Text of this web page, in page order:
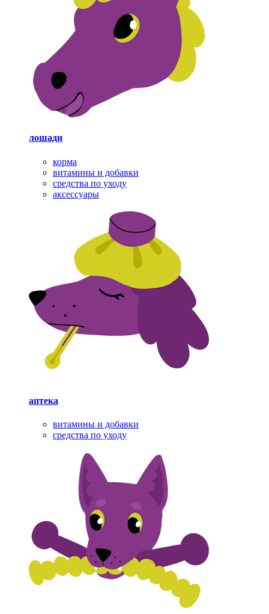
лошади
корма
витамины и добавки
средства по уходу
аксессуары
аптека
витамины и добавки
средства по уходу